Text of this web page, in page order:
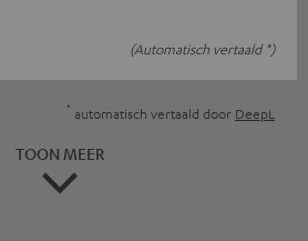
(Automatisch vertaald *)
* automatisch vertaald door DeepL
TOON MEER